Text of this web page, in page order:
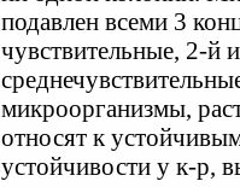
подавлен всеми 3
чувствительные, 2-й
микроорганизмы,
относят к
устойчивости у к-р,